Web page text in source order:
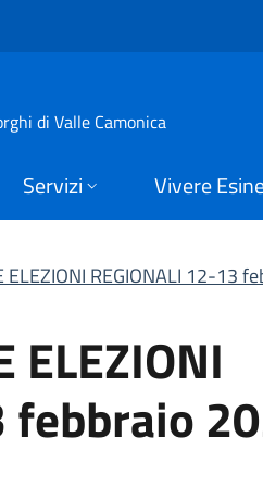
di Valle Camonica
Servizi Vivere
ELEZIONI REGIONALI 12-13
ELEZIONI
febbraio